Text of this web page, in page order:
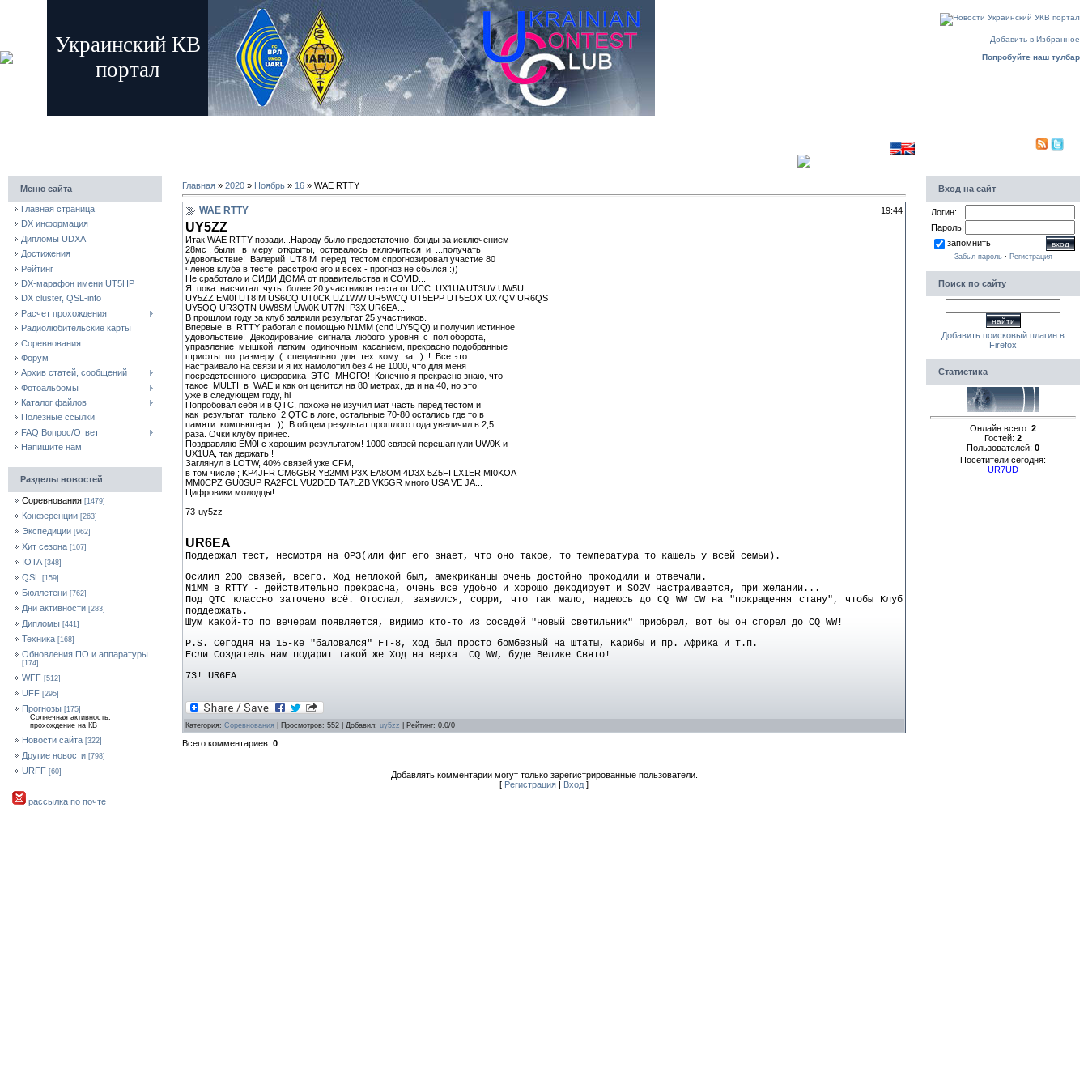
Украинский КВ
портал
Добавить в Избранное
Попробуйте наш тулбар
Меню сайта
Главная страница
DX информация
Дипломы UDXA
Достижения
Рейтинг
DX-марафон имени UT5HP
DX cluster, QSL-info
Расчет прохождения
Радиолюбительские карты
Соревнования
Форум
Архив статей, сообщений
Фотоальбомы
Каталог файлов
Полезные ссылки
FAQ Вопрос/Ответ
Напишите нам
Разделы новостей
Соревнования [1479]
Конференции [263]
Экспедиции [962]
Хит сезона [107]
IOTA [348]
QSL [159]
Бюллетени [762]
Дни активности [283]
Дипломы [441]
Техника [168]
Обновления ПО и аппаратуры
[174]
WFF [512]
UFF [295]
Прогнозы [175]
Солнечная активность,
прохождение на КВ
Новости сайта [322]
Другие новости [798]
URFF [60]
рассылка по почте
Главная » 2020 » Ноябрь » 16 » WAE RTTY
WAE RTTY 19:44
UY5ZZ
Итак WAE RTTY позади...Народу было предостаточно, бэнды за исключением
28мс , были в меру открыты, оставалось включиться и ...получать
удовольствие! Валерий UT8IM перед тестом спрогнозировал участие 80
членов клуба в тесте, расстрою его и всех - прогноз не сбылся :))
Не сработало и СИДИ ДОМА от правительства и COVID...
Я пока насчитал чуть более 20 участников теста от UCC :UX1UA UT3UV UW5U
UY5ZZ EM0I UT8IM US6CQ UT0CK UZ1WW UR5WCQ UT5EPP UT5EOX UX7QV UR6QS
UY5QQ UR3QTN UW8SM UW0K UT7NI P3X UR6EA...
В прошлом году за клуб заявили результат 25 участников.
Впервые в RTTY работал с помощью N1MM (cпб UY5QQ) и получил истинное
удовольствие! Декодирование сигнала любого уровня с пол оборота,
управление мышкой легким одиночным касанием, прекрасно подобранные
шрифты по размеру ( специально для тех кому за...) ! Все это
настраивало на связи и я их намолотил без 4 не 1000, что для меня
посредственного цифровика ЭТО МНОГО! Конечно я прекрасно знаю, что
такое MULTI в WAE и как он ценится на 80 метрах, да и на 40, но это
уже в следующем году, hi
Попробовал себя и в QTC, похоже не изучил мат часть перед тестом и
как результат только 2 QTC в логе, остальные 70-80 остались где то в
памяти компьютера :)) В общем результат прошлого года увеличил в 2,5
раза. Очки клубу принес.
Поздравляю EM0I с хорошим результатом! 1000 связей перешагнули UW0K и
UX1UA, так держать !
Заглянул в LOTW, 40% связей уже CFM,
в том числе ; KP4JFR CM6GBR YB2MM P3X EA8OM 4D3X 5Z5FI LX1ER MI0KOA
MM0CPZ GU0SUP RA2FCL VU2DED TA7LZB VK5GR много USA VE JA...
Цифровики молодцы!
73-uy5zz
UR6EA
Поддержал тест, несмотря на ОРЗ(или фиг его знает, что оно такое, то температура то кашель у всей семьи).
Осилил 200 связей, всего. Ход неплохой был, амекриканцы очень достойно проходили и отвечали.
N1MM в RTTY - действительно прекрасна, очень всё удобно и хорошо декодирует и SO2V настраивается, при желании...
Под QTC классно заточено всё. Отослал, заявился, сорри, что так мало, надеюсь до CQ WW CW на "покращення стану", чтобы Клуб
поддержать.
Шум какой-то по вечерам появляется, видимо кто-то из соседей "новый светильник" приобрёл, вот бы он сгорел до CQ WW!
P.S. Сегодня на 15-ке "баловался" FT-8, ход был просто бомбезный на Штаты, Карибы и пр. Африка и т.п.
Если Создатель нам подарит такой же Ход на верха CQ WW, буде Велике Свято!
73! UR6EA
Категория: Соревнования | Просмотров: 552 | Добавил: uy5zz | Рейтинг: 0.0/0
Всего комментариев: 0
Добавлять комментарии могут только зарегистрированные пользователи.
[ Регистрация | Вход ]
Вход на сайт
Логин:
Пароль:
запомнить
Забыл пароль· Регистрация
Поиск по сайту
Добавить поисковый плагин в
Firefox
Статистика
Онлайн всего: 2
Гостей: 2
Пользователей: 0
Посетители сегодня:
UR7UD